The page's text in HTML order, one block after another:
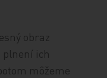
obraz
plnení ich
môžeme